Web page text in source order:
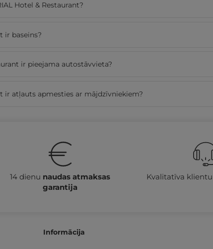
Hotel & Restaurant?
ir baseins?
ir pieejama autostāvvieta?
ir atļauts apmesties ar mājdzīvniekiem?
14 dienu naudas atmaksas
garantija
Kvalitatīva
Informācija